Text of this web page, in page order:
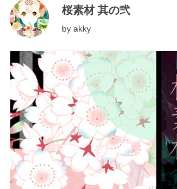
桜素材 其の弐
by akky